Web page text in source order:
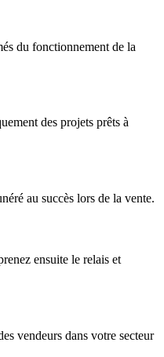
du fonctionnement de la
des projets prêts à
au succès lors de la vente.
ensuite le relais et
vendeurs dans votre secteur